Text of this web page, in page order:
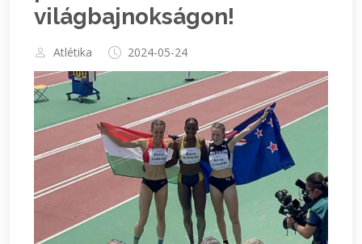
világbajnokságon!
Atlétika 2024-05-24